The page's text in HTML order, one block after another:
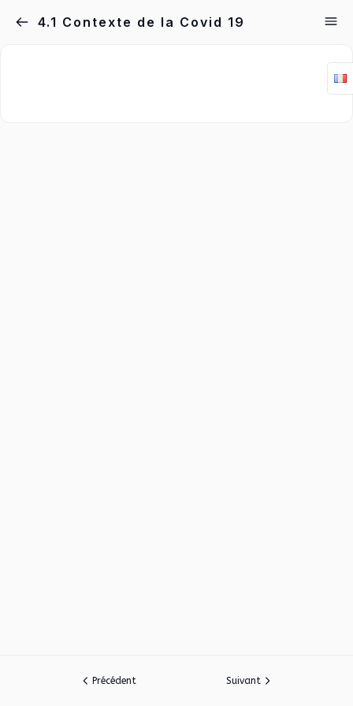
4.1 Contexte de la Covid 19
Précédent Suivant